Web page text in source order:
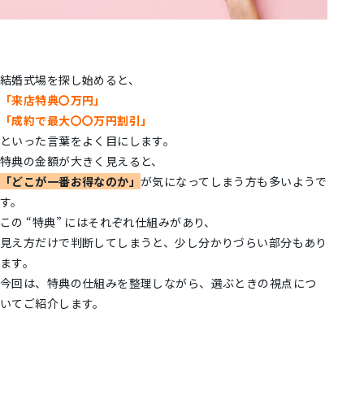
結婚式場を探し始めると、
「来店特典〇万円」
「成約で最大〇〇万円割引」
といった言葉をよく目にします。
特典の金額が大きく見えると、
「どこが一番お得なのか」が気になってしまう方も多いようで
す。
この “特典” にはそれぞれ仕組みがあり、
見え方だけで判断してしまうと、少し分かりづらい部分もあり
ます。
今回は、特典の仕組みを整理しながら、選ぶときの視点につ
いてご紹介します。